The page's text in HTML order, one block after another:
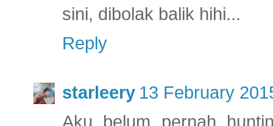
sini, dibolak balik hihi...
Reply
starleery 13 February
Aku belum pernah